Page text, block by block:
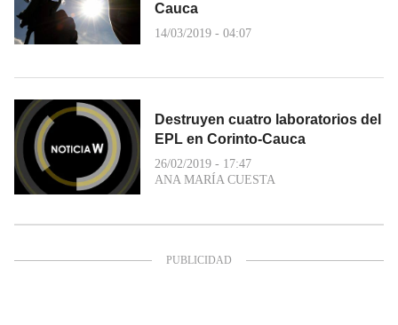
Cauca
14/03/2019 - 04:07
Destruyen cuatro laboratorios del
EPL en Corinto-Cauca
26/02/2019 - 17:47
ANA MARÍA CUESTA